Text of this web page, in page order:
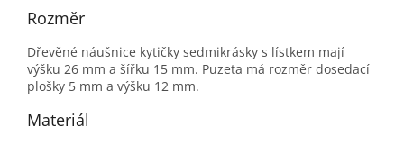
Rozměr
Dřevěné náušnice kytičky sedmikrásky s lístkem mají
výšku 26 mm a šířku 15 mm. Puzeta má rozměr dosedací
plošky 5 mm a výšku 12 mm.
Materiál